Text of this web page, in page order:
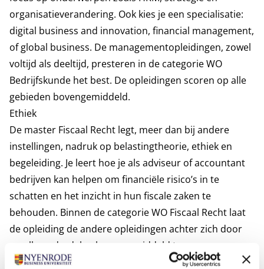
organisatieverandering. Ook kies je een specialisatie:
digital business and innovation, financial management,
of global business. De managementopleidingen, zowel
voltijd als deeltijd, presteren in de categorie WO
Bedrijfskunde het best. De opleidingen scoren op alle
gebieden bovengemiddeld.
Ethiek
De master Fiscaal Recht legt, meer dan bij andere
instellingen, nadruk op belastingtheorie, ethiek en
begeleiding. Je leert hoe je als adviseur of accountant
bedrijven kan helpen om financiële risico’s in te
schatten en het inzicht in hun fiscale zaken te
behouden. Binnen de categorie WO Fiscaal Recht laat
de opleiding de andere opleidingen achter zich door
op alle onderdelen bovengemiddeld te scoren en op
inhoud zeer hoog te scoren. Naar aanleiding van de